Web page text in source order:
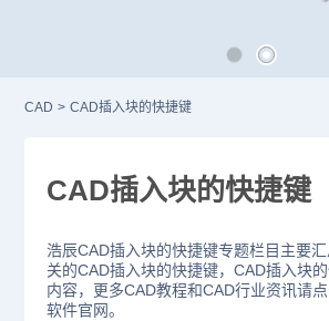
CAD > CAD插入块的快捷键
CAD插入块的快捷键
浩辰CAD插入块的快捷键专题栏目主要
关的CAD插入块的快捷键，CAD插入块
内容，更多CAD教程和CAD行业资讯请
软件官网。